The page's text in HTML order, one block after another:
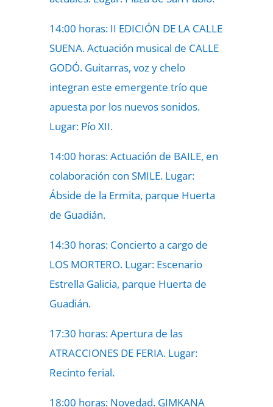
14:00 horas: II EDICIÓN DE LA CALLE
SUENA. Actuación musical de CALLE
GODÓ. Guitarras, voz y chelo
integran este emergente trío que
apuesta por los nuevos sonidos.
Lugar: Pío XII.
14:00 horas: Actuación de BAILE, en
colaboración con SMILE. Lugar:
Ábside de la Ermita, parque Huerta
de Guadián.
14:30 horas: Concierto a cargo de
LOS MORTERO. Lugar: Escenario
Estrella Galicia, parque Huerta de
Guadián.
17:30 horas: Apertura de las
ATRACCIONES DE FERIA. Lugar:
Recinto ferial.
18:00 horas: Novedad. GIMKANA